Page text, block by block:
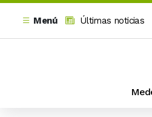
Menú
Últimas noticias